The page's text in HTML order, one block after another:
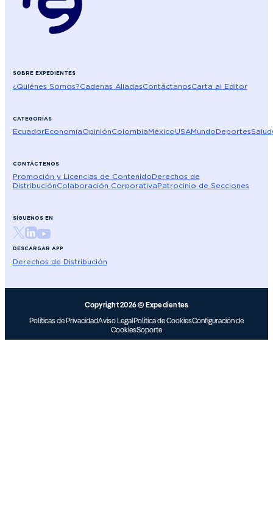
SOBRE EXPEDIENTES
¿Quiénes Somos?Cadenas AliadasContáctanosCarta al Editor
CATEGORÍAS
EcuadorEconomíaOpiniónColombiaMéxicoUSAMundoDeportesSalud
CONTÁCTENOS
Promoción y Licencias de ContenidoDerechos de
DistribuciónColaboración CorporativaPatrocinio de Secciones
SÍGUENOS EN
DESCARGAR APP
Derechos de Distribución
Copyright 2026 © Expedientes
Políticas de PrivacidadAviso LegalPolítica de CookiesConfiguración de
CookiesSoporte